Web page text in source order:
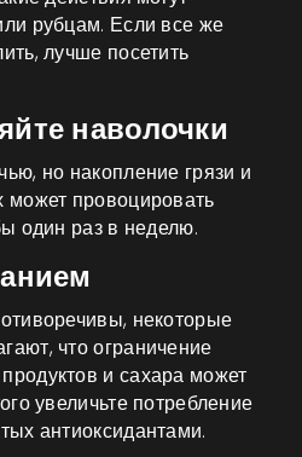
рубцам. Если все же
лучше посетить
наволочки
но накопление грязи и
может провоцировать
один раз в неделю.
некоторые
что ограничение
и сахара может
увеличьте потребление
антиоксидантами.